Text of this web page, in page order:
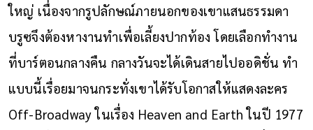
ใหญ่ เนื่องจากรูปลักษณ์ภายนอกของเขาแสนธรรมดา
บรูซจึงต้องหางานทำเพื่อเลี้ยงปากท้อง โดยเลือกทำงาน
ที่บาร์ตอนกลางคืน กลางวันจะได้เดินสายไปออดิชั่น ทำ
แบบนี้เรื่อยมาจนกระทั่งเขาได้รับโอกาสให้แสดงละคร
Off-Broadway ในเรื่อง Heaven and Earth ในปี 1977